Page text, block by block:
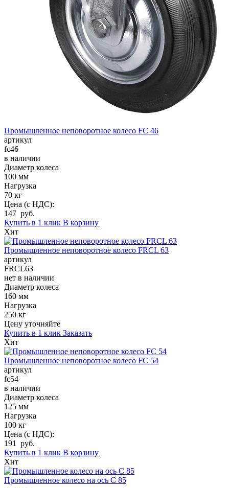
Промышленное неповоротное колесо FC 46
артикул
fc46
в наличии
Диаметр колеса
100 мм
Нагрузка
70 кг
Цена (с НДС):
147 руб.
Купить в 1 клик В корзину
Хит
Промышленное неповоротное колесо FRCL 63
артикул
FRCL63
нет в наличии
Диаметр колеса
160 мм
Нагрузка
250 кг
Цену уточняйте
Купить в 1 клик Заказать
Хит
Промышленное неповоротное колесо FC 54
артикул
fc54
в наличии
Диаметр колеса
125 мм
Нагрузка
100 кг
Цена (с НДС):
191 руб.
Купить в 1 клик В корзину
Хит
Промышленное колесо на ось C 85